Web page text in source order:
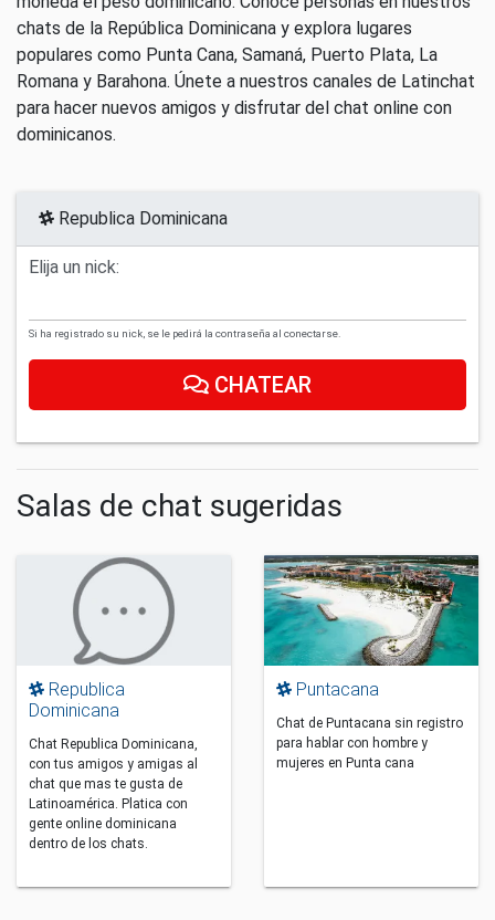
chats de la República Dominicana y explora lugares
populares como Punta Cana, Samaná, Puerto Plata, La
Romana y Barahona. Únete a nuestros canales de Latinchat
para hacer nuevos amigos y disfrutar del chat online con
dominicanos.
Republica Dominicana
Elija un nick:
Si ha registrado su nick, se le pedirá la contraseña al conectarse.
CHATEAR
Salas de chat sugeridas
Republica
Dominicana
Chat Republica Dominicana,
con tus amigos y amigas al
chat que mas te gusta de
Latinoamérica. Platica con
gente online dominicana
dentro de los chats.
Puntacana
Chat de Puntacana sin registro
para hablar con hombre y
mujeres en Punta cana